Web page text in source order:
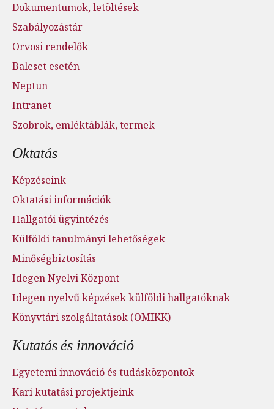
Dokumentumok, letöltések
Szabályozástár
Orvosi rendelők
Baleset esetén
Neptun
Intranet
Szobrok, emléktáblák, termek
Oktatás
Képzéseink
Oktatási információk
Hallgatói ügyintézés
Külföldi tanulmányi lehetőségek
Minőségbiztosítás
Idegen Nyelvi Központ
Idegen nyelvű képzések külföldi hallgatóknak
Könyvtári szolgáltatások (OMIKK)
Kutatás és innováció
Egyetemi innováció és tudásközpontok
Kari kutatási projektjeink